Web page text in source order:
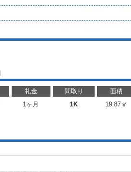
礼金 間取り
面積
1ヶ月 1K 19.87㎡